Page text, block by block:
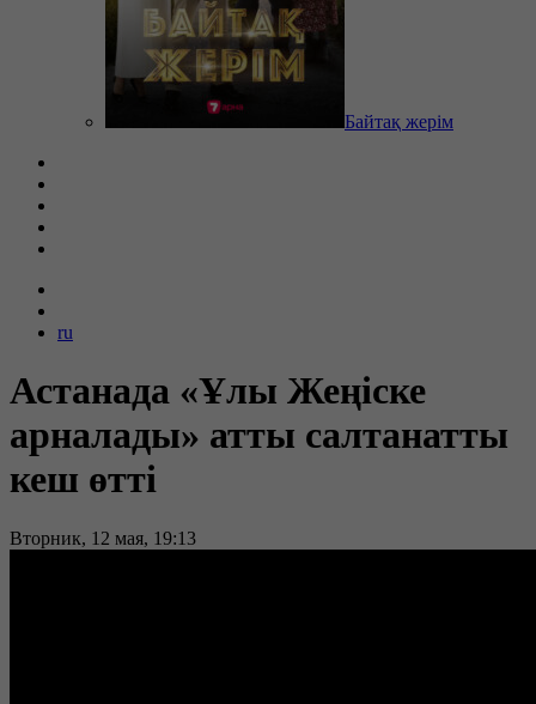
Байтақ жерім
ru
Астанада «Ұлы Жеңіске
арналады» атты салтанатты
кеш өтті
Вторник, 12 мая, 19:13